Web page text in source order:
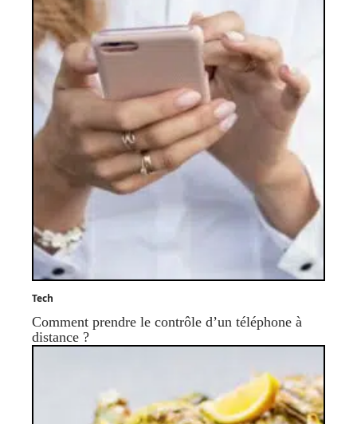
Tech
Comment prendre le contrôle d’un téléphone à
distance ?